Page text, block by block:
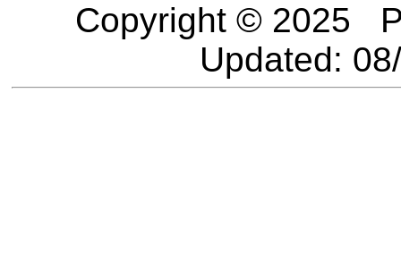
Copyright © 2025
Updated: